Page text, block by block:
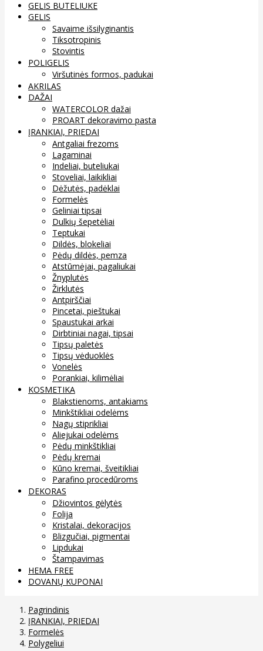
GELIS BUTELIUKE
GELIS
Savaime išsilyginantis
Tiksotropinis
Stovintis
POLIGELIS
Viršutinės formos, padukai
AKRILAS
DAŽAI
WATERCOLOR dažai
PROART dekoravimo pasta
ĮRANKIAI, PRIEDAI
Antgaliai frezoms
Lagaminai
Indeliai, buteliukai
Stoveliai, laikikliai
Dėžutės, padėklai
Formelės
Geliniai tipsai
Dulkių šepetėliai
Teptukai
Dildės, blokeliai
Pėdų dildės, pemza
Atstūmėjai, pagaliukai
Žnyplutės
Žirklutės
Antpirščiai
Pincetai, pieštukai
Spaustukai arkai
Dirbtiniai nagai, tipsai
Tipsų paletės
Tipsų vėduoklės
Vonelės
Porankiai, kilimėliai
KOSMETIKA
Blakstienoms, antakiams
Minkštikliai odelėms
Nagų stiprikliai
Aliejukai odelėms
Pėdų minkštikliai
Pėdų kremai
Kūno kremai, šveitikliai
Parafino procedūroms
DEKORAS
Džiovintos gėlytės
Folija
Kristalai, dekoracijos
Blizgučiai, pigmentai
Lipdukai
Štampavimas
HEMA FREE
DOVANŲ KUPONAI
Pagrindinis
ĮRANKIAI, PRIEDAI
Formelės
Polygeliui